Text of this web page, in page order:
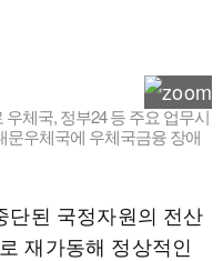
체국, 정부24 등 주요 업무시
문우체국에 우체국금융 장애
단된 국정자원의 전산
재가동해 정상적인